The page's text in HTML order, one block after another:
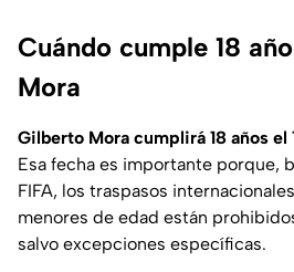
Cuándo cumple 18
Mora
Gilberto Mora cumplirá 18 años
Esa fecha es importante porque,
FIFA, los traspasos
menores de edad están
salvo excepciones específicas.